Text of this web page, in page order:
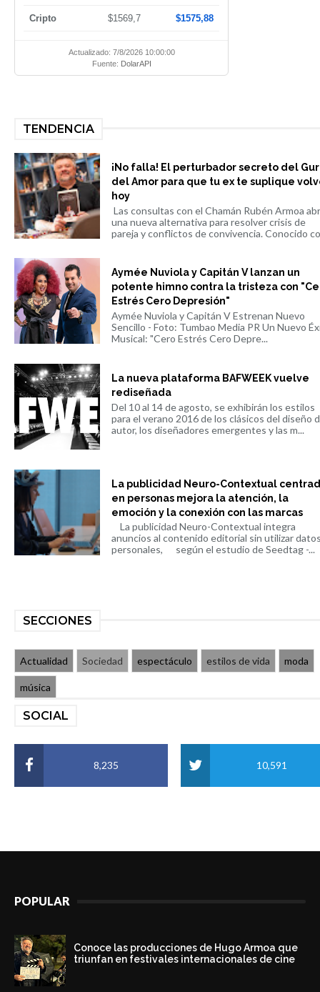
Cripto $1569,7 $1575,88
Actualizado: 7/8/2026 10:00:00
Fuente: DolarAPI
TENDENCIA
¡No falla! El perturbador secreto del
del Amor para que tu ex te suplique
hoy
Las consultas con el Chamán Rubén Armoa
una nueva alternativa para resolver crisis de
pareja y conflictos de convivencia. Conocido
Aymée Nuviola y Capitán V lanzan un
potente himno contra la tristeza con
Estrés Cero Depresión"
Aymée Nuviola y Capitán V Estrenan Nuevo
Sencillo - Foto: Tumbao Media PR Un Nuevo
Musical: "Cero Estrés Cero Depre...
La nueva plataforma BAFWEEK vuelve
rediseñada
Del 10 al 14 de agosto, se exhibirán los estilos
para el verano 2016 de los clásicos del diseño
autor, los diseñadores emergentes y las m...
La publicidad Neuro-Contextual
en personas mejora la atención, la
emoción y la conexión con las marcas
La publicidad Neuro-Contextual integra
anuncios al contenido editorial sin utilizar
personales, según el estudio de Seedtag -...
SECCIONES
Actualidad Sociedad espectáculo estilos de vida moda
música
SOCIAL
8,235 10,591
POPULAR
Conoce las producciones de Hugo Armoa que
triunfan en festivales internacionales de cine